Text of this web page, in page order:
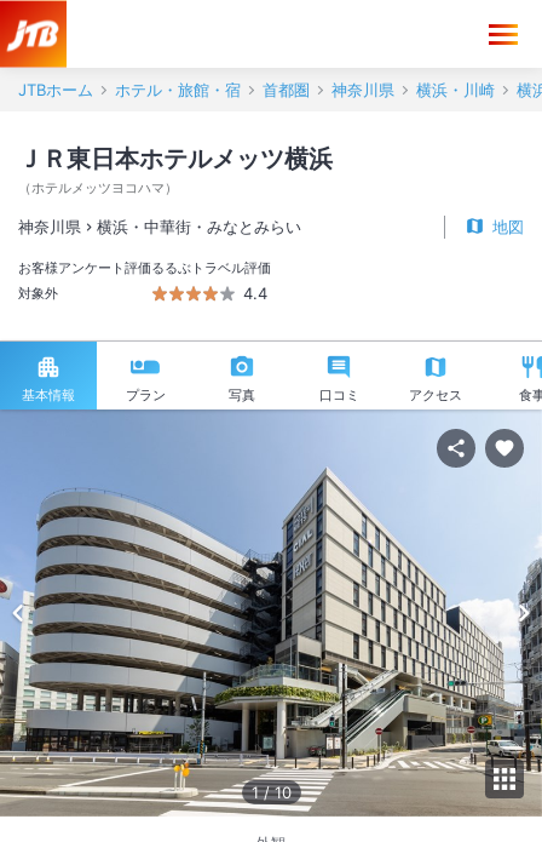
JTBホーム ホテル・旅館・宿 首都圏 神奈川県 横浜・川崎 横
ＪＲ東日本ホテルメッツ横浜
（ホテルメッツヨコハマ ）
神奈川県 横浜・中華街・みなとみらい 地図
お客様アンケート評価
対象外
るるぶトラベル評価
4.4
基本情報 プラン 写真 口コミ アクセス 食
1 /10